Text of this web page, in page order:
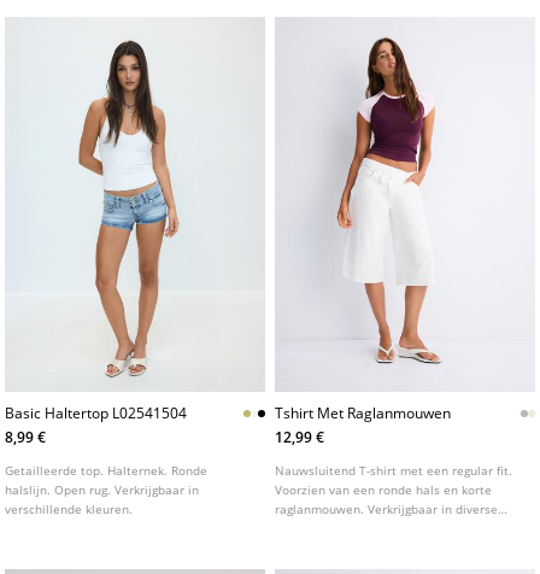
Basic Haltertop L02541504
8,99 €
Getailleerde top. Halternek. Ronde
halslijn. Open rug. Verkrijgbaar in
verschillende kleuren.
Tshirt Met Raglanmouwen
12,99 €
Nauwsluitend T-shirt met een regular fit.
Voorzien van een ronde hals en korte
raglanmouwen. Verkrijgbaar in diverse